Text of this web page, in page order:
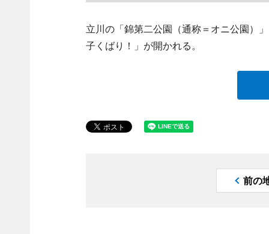
立川の「錦第二公園（通称＝オニ公園）
子くばり！」が開かれる。
前の